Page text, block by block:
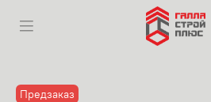
Предзаказ